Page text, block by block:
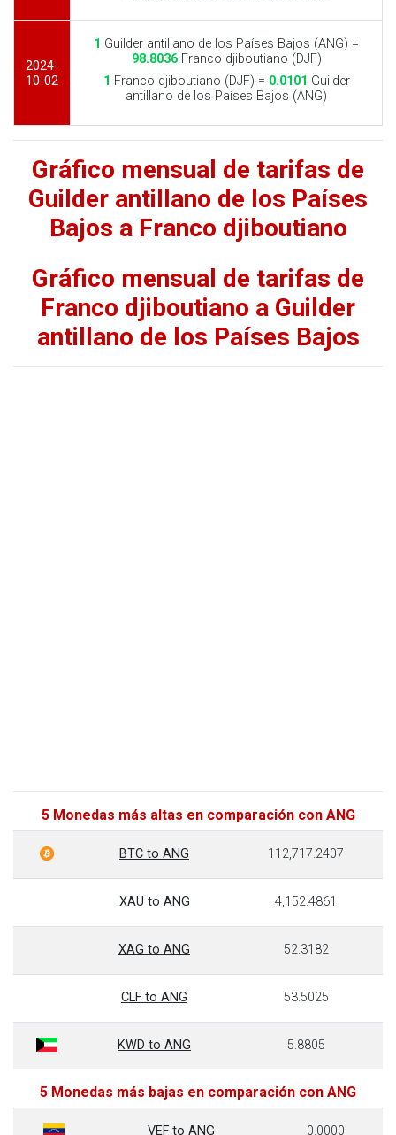
2024-
10-02
1 Guilder antillano de los Países Bajos (ANG) =
98.8036Franco djiboutiano (DJF)
1 Franco djiboutiano (DJF) = 0.0101 Guilder
antillano de los Países Bajos (ANG)
Gráfico mensual de tarifas de
Guilder antillano de los Países
Bajos a Franco djiboutiano
Gráfico mensual de tarifas de
Franco djiboutiano a Guilder
antillano de los Países Bajos
5 Monedas más altas en comparación con ANG
BTC to ANG 112,717.2407
XAU to ANG 4,152.4861
XAG to ANG 52.3182
CLF to ANG 53.5025
KWD to ANG 5.8805
5 Monedas más bajas en comparación con ANG
VEF to ANG 0.0000